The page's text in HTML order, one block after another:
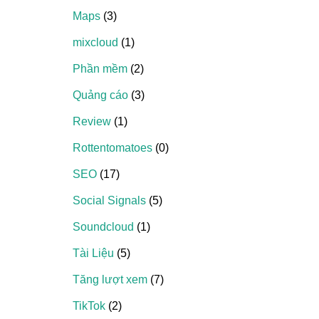
Maps (3)
mixcloud (1)
Phần mềm (2)
Quảng cáo (3)
Review (1)
Rottentomatoes (0)
SEO (17)
Social Signals (5)
Soundcloud (1)
Tài Liệu (5)
Tăng lượt xem (7)
TikTok (2)